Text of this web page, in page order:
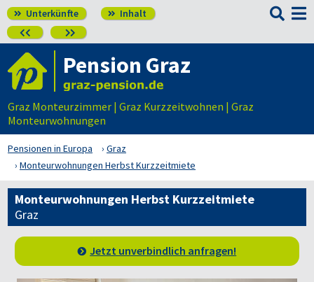
 Unterkünfte  Inhalt
 

Pension Graz
Graz Monteurzimmer | Graz Kurzzeitwohnen | Graz
Monteurwohnungen
Pensionen in Europa
Graz
Monteurwohnungen Herbst Kurzzeitmiete
Monteurwohnungen Herbst Kurzzeitmiete
Graz
Jetzt unverbindlich anfragen!